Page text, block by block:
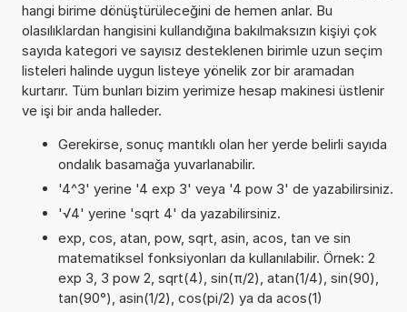
hangi birime dönüştürüleceğini de hemen anlar. Bu
olasılıklardan hangisini kullandığına bakılmaksızın kişiyi çok
sayıda kategori ve sayısız desteklenen birimle uzun seçim
listeleri halinde uygun listeye yönelik zor bir aramadan
kurtarır. Tüm bunları bizim yerimize hesap makinesi üstlenir
ve işi bir anda halleder.
Gerekirse, sonuç mantıklı olan her yerde belirli sayıda
ondalık basamağa yuvarlanabilir.
'4^3' yerine '4 exp 3' veya '4 pow 3' de yazabilirsiniz.
'√4' yerine 'sqrt 4' da yazabilirsiniz.
exp, cos, atan, pow, sqrt, asin, acos, tan ve sin
matematiksel fonksiyonları da kullanılabilir. Örnek: 2
exp 3, 3 pow 2, sqrt(4), sin(π/2), atan(1/4), sin(90),
tan(90°), asin(1/2), cos(pi/2) ya da acos(1)